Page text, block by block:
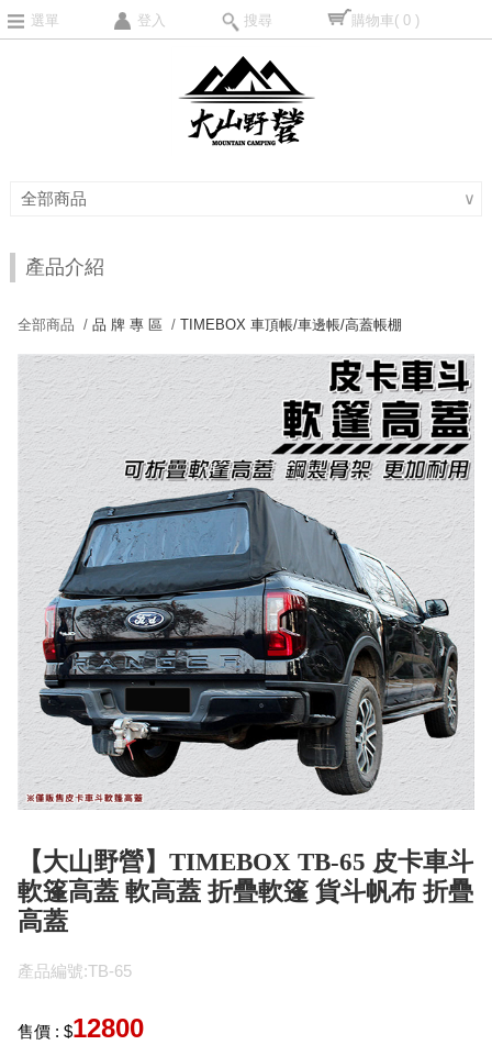
選單 登入 搜尋 購物車( 0 )
全部商品 ∨
產品介紹
全部商品 /品 牌 專 區 /TIMEBOX 車頂帳/車邊帳/高蓋帳棚
【大山野營】TIMEBOX TB-65 皮卡車斗
軟篷高蓋 軟高蓋 折疊軟篷 貨斗帆布 折疊
高蓋
產品編號:TB-65
售價 : $12800